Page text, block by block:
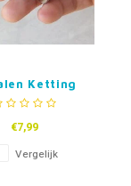
Ketting
Fidget
€7,99
Vergelijk